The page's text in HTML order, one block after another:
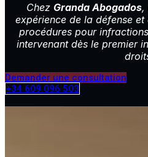
Chez Granda Abogados,
expérience de la défense et
procédures pour
intervenant dès le premier
Demander une consultation
+34 609 096 503